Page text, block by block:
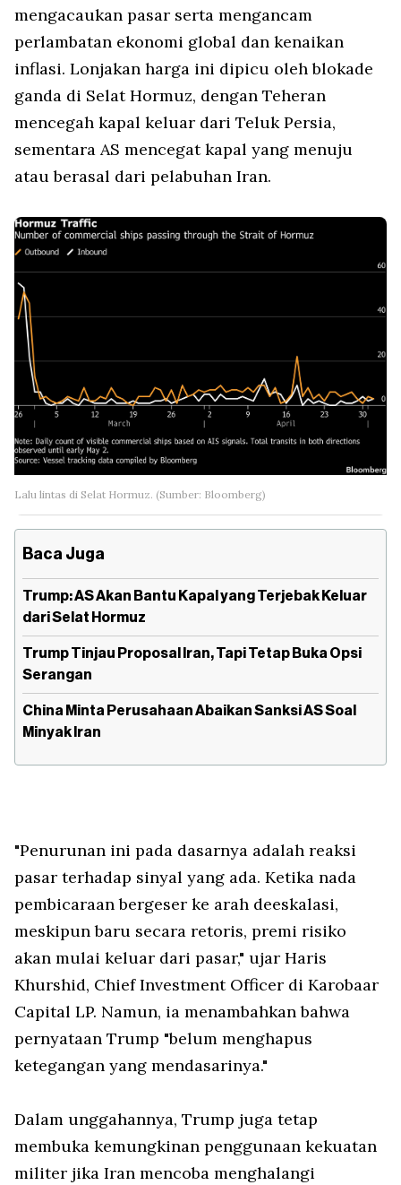
mengacaukan pasar serta mengancam
perlambatan ekonomi global dan kenaikan
inflasi. Lonjakan harga ini dipicu oleh blokade
ganda di Selat Hormuz, dengan Teheran
mencegah kapal keluar dari Teluk Persia,
sementara AS mencegat kapal yang menuju
atau berasal dari pelabuhan Iran.
Lalu lintas di Selat Hormuz. (Sumber: Bloomberg)
Baca Juga
Trump: AS Akan Bantu Kapal yang Terjebak Keluar
dari Selat Hormuz
Trump Tinjau Proposal Iran, Tapi Tetap Buka Opsi
Serangan
China Minta Perusahaan Abaikan Sanksi AS Soal
Minyak Iran
"Penurunan ini pada dasarnya adalah reaksi
pasar terhadap sinyal yang ada. Ketika nada
pembicaraan bergeser ke arah deeskalasi,
meskipun baru secara retoris, premi risiko
akan mulai keluar dari pasar," ujar Haris
Khurshid, Chief Investment Officer di Karobaar
Capital LP. Namun, ia menambahkan bahwa
pernyataan Trump "belum menghapus
ketegangan yang mendasarinya."
Dalam unggahannya, Trump juga tetap
membuka kemungkinan penggunaan kekuatan
militer jika Iran mencoba menghalangi